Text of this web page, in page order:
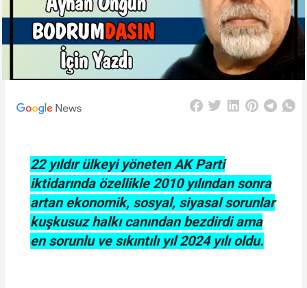
22 yıldır ülkeyi yöneten AK Parti
iktidarında özellikle 2010 yılından sonra
artan ekonomik, sosyal, siyasal sorunlar
kuşkusuz halkı canından bezdirdi ama
en sorunlu ve sıkıntılı yıl 2024 yılı oldu.